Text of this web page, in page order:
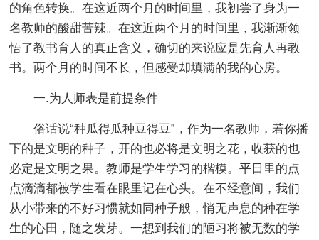
的角色转换。在这近两个月的时间里，我初尝了身为一
名教师的酸甜苦辣。在这近两个月的时间里，我渐渐领
悟了教书育人的真正含义，确切的来说应是先育人再教
书。两个月的时间不长，但感受却填满的我的心房。
一.为人师表是前提条件
俗话说“种瓜得瓜种豆得豆”，作为一名教师，若你播
下的是文明的种子，开的也必将是文明之花，收获的也
必定是文明之果。教师是学生学习的楷模。平日里的点
点滴滴都被学生看在眼里记在心头。在不经意间，我们
从小带来的不好习惯就如同种子般，悄无声息的种在学
生的心田，随之发芽。一想到我们的陋习将被无数的学